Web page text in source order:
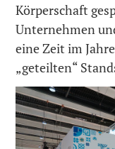
Körperschaft
Unternehmen
eine Zeit im
„geteilten“